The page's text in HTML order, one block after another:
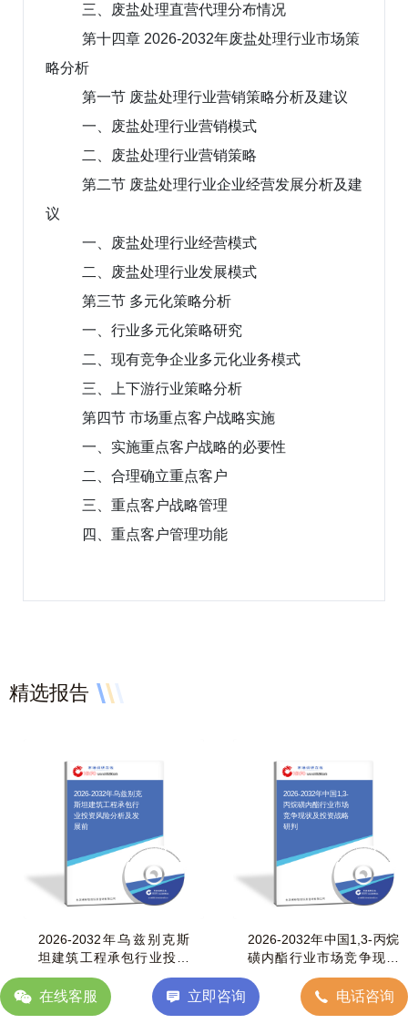
三、废盐处理直营代理分布情况
第十四章 2026-2032年废盐处理行业市场策
略分析
第一节 废盐处理行业营销策略分析及建议
一、废盐处理行业营销模式
二、废盐处理行业营销策略
第二节 废盐处理行业企业经营发展分析及建
议
一、废盐处理行业经营模式
二、废盐处理行业发展模式
第三节 多元化策略分析
一、行业多元化策略研究
二、现有竞争企业多元化业务模式
三、上下游行业策略分析
第四节 市场重点客户战略实施
一、实施重点客户战略的必要性
二、合理确立重点客户
三、重点客户战略管理
四、重点客户管理功能
精选报告
2026-2032年乌兹别克
斯坦建筑工程承包行
业投资风险分析及发
展前
2026-2032年乌兹别克斯
坦建筑工程承包行业投资
风险分析及发展前
2026-2032年中国1,3-
丙烷磺内酯行业市场
竞争现状及投资战略
研判
2026-2032年中国1,3-丙烷
磺内酯行业市场竞争现状
及投资战略研判
在线客服 立即咨询 电话咨询